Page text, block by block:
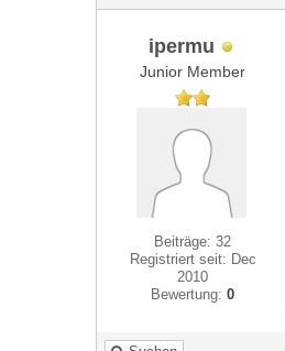
ipermu
Junior Member
Beiträge: 32
Registriert seit: Dec
2010
Bewertung:0